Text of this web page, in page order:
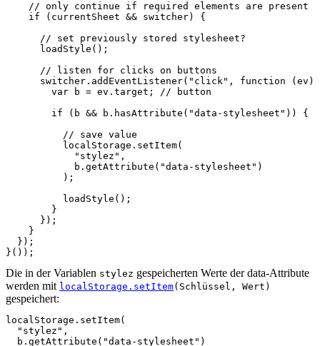
// only continue if required elements are present
if
( currentSheet && switcher)
{
// set previously stored stylesheet?
loadStyle ();
// listen for clicks on buttons
switcher . addEventListener( "click" , function ( ev )
var
b = ev . target ;
// button
if
( b && b . hasAttribute ( "data-stylesheet" ))
{
// save value
localStorage . setItem(
"stylez" ,
b . getAttribute ( "data-stylesheet" )
);
loadStyle ();
}
});
}
});
}());
Die in der Variablen stylez gespeicherten Werte der data-Attribute
werden mit localStorage.setItem(Schlüssel, Wert)
gespeichert:
localStorage.setItem(
  "stylez",
  b.getAttribute("data-stylesheet")